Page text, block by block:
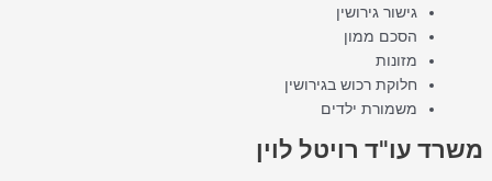
גישור גירושין
הסכם ממון
מזונות
חלוקת רכוש בגירושין
משמורת ילדים
משרד עו"ד רויטל לוין